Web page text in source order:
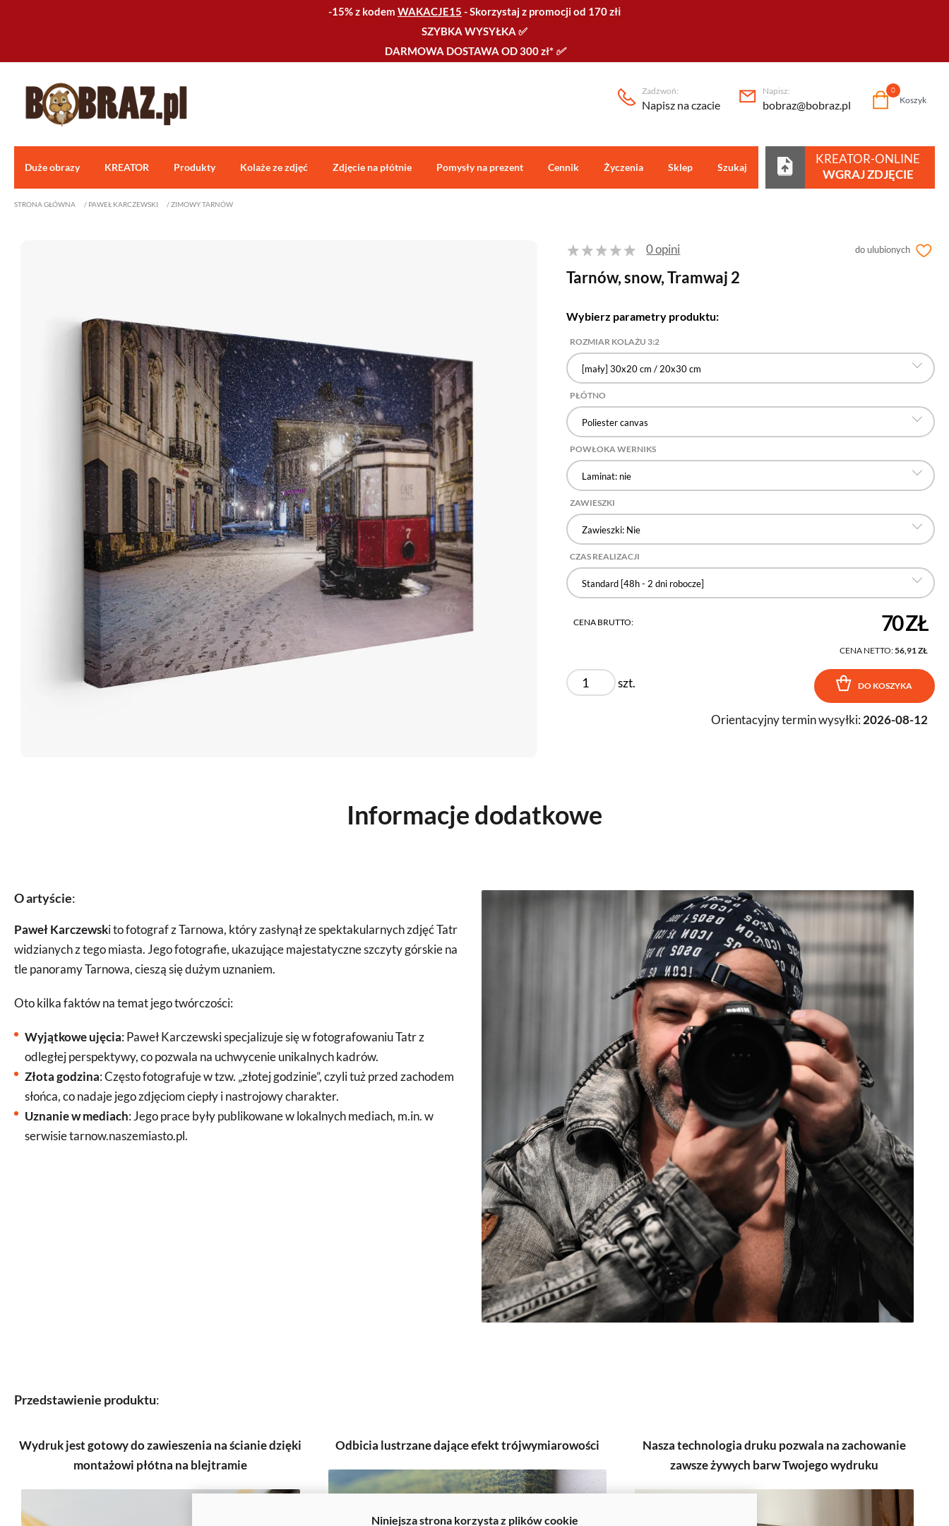
-15% z kodem WAKACJE15 -Skorzystaj z promocji od 170 złℹ️
SZYBKA WYSYŁKA ✅
DARMOWA DOSTAWA OD 300 zł* ✅
Zadzwoń:
Napisz na czacie
Napisz:
bobraz@bobraz.pl Koszyk
0
Duże obrazy KREATOR Produkty Kolaże ze zdjęć Zdjęcie na płótnie Pomysły na prezent Cennik Życzenia Sklep Szukaj Centrum pomocy
KREATOR-ONLINE
WGRAJ ZDJĘCIE
STRONA GŁÓWNA / PAWEŁ KARCZEWSKI /ZIMOWY TARNÓW
do ulubionych
0 opini
Tarnów, snow, Tramwaj 2
Wybierz parametry produktu:
ROZMIAR KOLAŻU 3:2
[mały] 30x20 cm / 20x30 cm
PŁÓTNO
Poliester canvas
POWŁOKA WERNIKS
Laminat: nie
ZAWIESZKI
Zawieszki: Nie
CZAS REALIZACJI
Standard [48h - 2 dni robocze]
CENA BRUTTO: 70 ZŁ
CENA NETTO:56,91 ZŁ
szt. DO KOSZYKA
Orientacyjny termin wysyłki: 2026-08-12
Informacje dodatkowe
O artyście:
Paweł Karczewski to fotograf z Tarnowa, który zasłynął ze spektakularnych zdjęć Tatr
widzianych z tego miasta. Jego fotografie, ukazujące majestatyczne szczyty górskie na
tle panoramy Tarnowa, cieszą się dużym uznaniem.
Oto kilka faktów na temat jego twórczości:
Wyjątkowe ujęcia: Paweł Karczewski specjalizuje się w fotografowaniu Tatr z
odległej perspektywy, co pozwala na uchwycenie unikalnych kadrów.
Złota godzina: Często fotografuje w tzw. „złotej godzinie”, czyli tuż przed zachodem
słońca, co nadaje jego zdjęciom ciepły i nastrojowy charakter.
Uznanie w mediach: Jego prace były publikowane w lokalnych mediach, m.in. w
serwisie tarnow.naszemiasto.pl.
Przedstawienie produktu:
Wydruk jest gotowy do zawieszenia na ścianie dzięki
montażowi płótna na blejtramie
Odbicia lustrzane dające efekt trójwymiarowości
Nasza technologia druku pozwala na zachowanie
zawsze żywych barw Twojego wydruku
Niniejsza strona korzysta z plików cookie